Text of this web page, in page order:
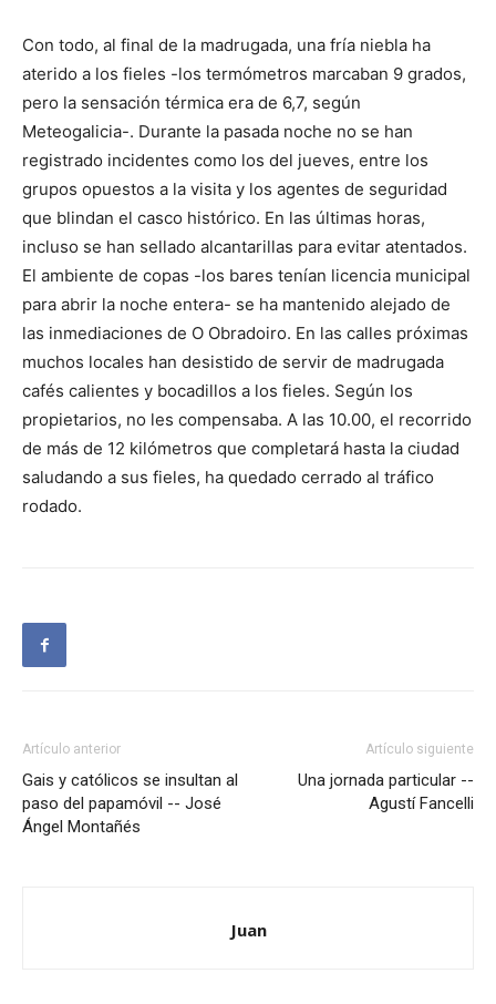
Con todo, al final de la madrugada, una fría niebla ha
aterido a los fieles -los termómetros marcaban 9 grados,
pero la sensación térmica era de 6,7, según
Meteogalicia-. Durante la pasada noche no se han
registrado incidentes como los del jueves, entre los
grupos opuestos a la visita y los agentes de seguridad
que blindan el casco histórico. En las últimas horas,
incluso se han sellado alcantarillas para evitar atentados.
El ambiente de copas -los bares tenían licencia municipal
para abrir la noche entera- se ha mantenido alejado de
las inmediaciones de O Obradoiro. En las calles próximas
muchos locales han desistido de servir de madrugada
cafés calientes y bocadillos a los fieles. Según los
propietarios, no les compensaba. A las 10.00, el recorrido
de más de 12 kilómetros que completará hasta la ciudad
saludando a sus fieles, ha quedado cerrado al tráfico
rodado.
Artículo anterior
Gais y católicos se insultan al
paso del papamóvil -- José
Ángel Montañés
Artículo siguiente
Una jornada particular --
Agustí Fancelli
Juan